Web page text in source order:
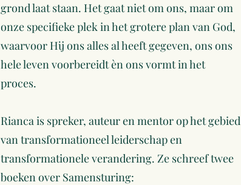
grond laat staan. Het gaat niet om ons, maar om
onze specifieke plek in het grotere plan van God,
waarvoor Hij ons alles al heeft gegeven, ons ons
hele leven voorbereidt èn ons vormt in het
proces.
Rianca is spreker, auteur en mentor op het gebied
van transformationeel leiderschap en
transformationele verandering. Ze schreef twee
boeken over Samensturing: